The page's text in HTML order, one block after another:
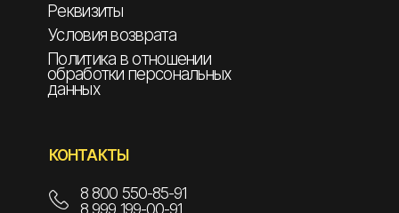
Реквизиты
Условия возврата
Политика в отношении
обработки персональных
данных
КОНТАКТЫ
8 800 550-85-91
8 999 199-00-91